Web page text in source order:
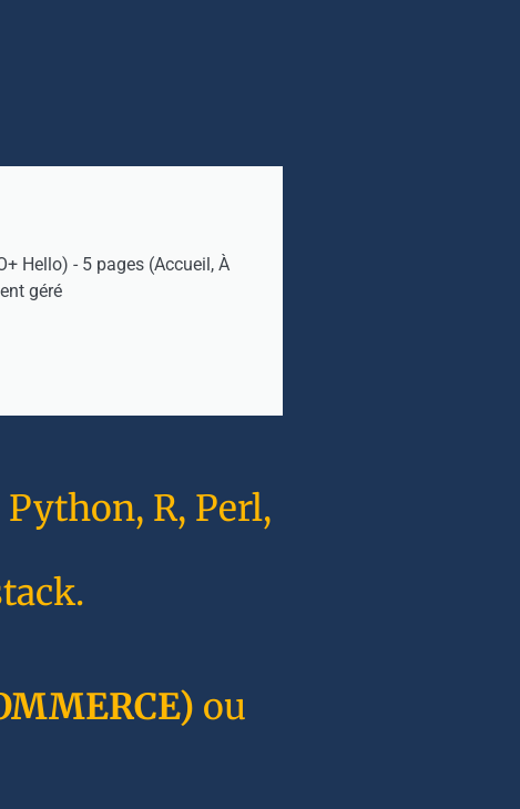
Hello) - 5 pages (Accueil, À
géré
R, Perl,
ou